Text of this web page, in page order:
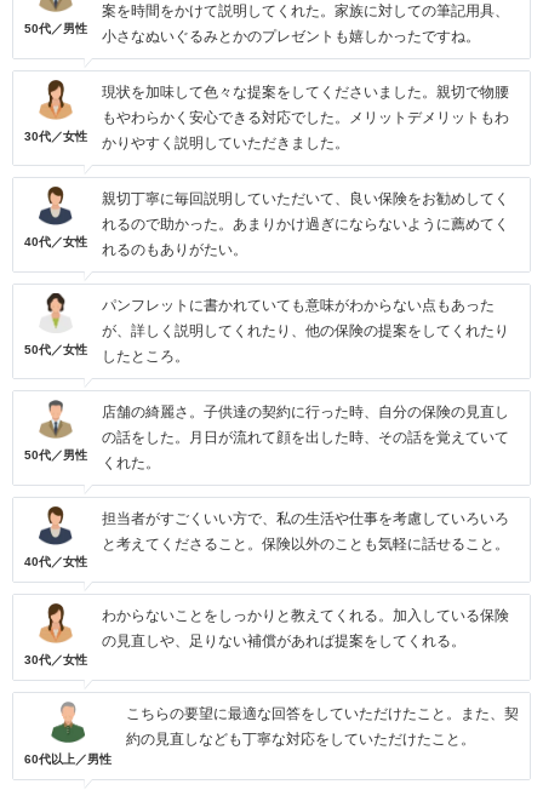
50代／男性
案を時間をかけて説明してくれた。家族に対しての筆記用具、
小さなぬいぐるみとかのプレゼントも嬉しかったですね。
30代／女性
現状を加味して色々な提案をしてくださいました。親切で物腰
もやわらかく安心できる対応でした。メリットデメリットもわ
かりやすく説明していただきました。
40代／女性
親切丁寧に毎回説明していただいて、良い保険をお勧めしてく
れるので助かった。あまりかけ過ぎにならないように薦めてく
れるのもありがたい。
50代／女性
パンフレットに書かれていても意味がわからない点もあった
が、詳しく説明してくれたり、他の保険の提案をしてくれたり
したところ。
50代／男性
店舗の綺麗さ。子供達の契約に行った時、自分の保険の見直し
の話をした。月日が流れて顔を出した時、その話を覚えていて
くれた。
40代／女性
担当者がすごくいい方で、私の生活や仕事を考慮していろいろ
と考えてくださること。保険以外のことも気軽に話せること。
30代／女性
わからないことをしっかりと教えてくれる。加入している保険
の見直しや、足りない補償があれば提案をしてくれる。
60代以上／男性
こちらの要望に最適な回答をしていただけたこと。また、契
約の見直しなども丁寧な対応をしていただけたこと。